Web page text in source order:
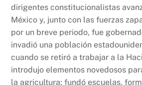
dirigentes constitucionalistas
México y, junto con las fuerzas
por un breve periodo, fue
invadió una población
cuando se retiró a trabajar a la
introdujo elementos novedosos
la agricultura; fundó escuelas,